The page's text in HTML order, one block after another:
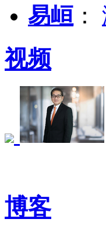
易峘 ：
视频
博客